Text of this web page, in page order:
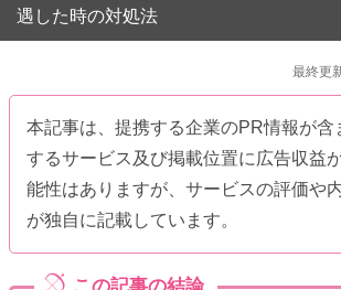
遇した時の対処法
最終更
本記事は、提携する企業のPR情報が含
するサービス及び掲載位置に広告収益
能性はありますが、サービスの評価や
が独自に記載しています。